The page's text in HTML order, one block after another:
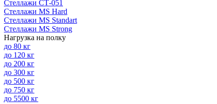
Стеллажи СТ-051
Стеллажи MS Hard
Стеллажи MS Standart
Стеллажи MS Strong
Нагрузка на полку
до 80 кг
до 120 кг
до 200 кг
до 300 кг
до 500 кг
до 750 кг
до 5500 кг